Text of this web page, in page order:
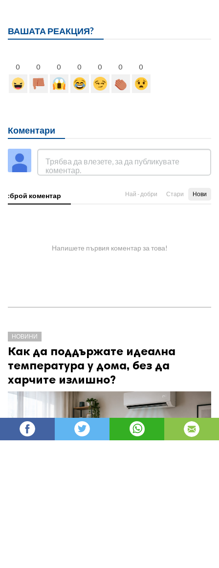
ВАШАТА РЕАКЦИЯ?
0 0 0 0 0 0 0
Коментари
:брой коментар Най - добри Стари Нови
Напишете първия коментар за това!
НОВИНИ
Как да поддържате идеална
температура у дома, без да
харчите излишно?